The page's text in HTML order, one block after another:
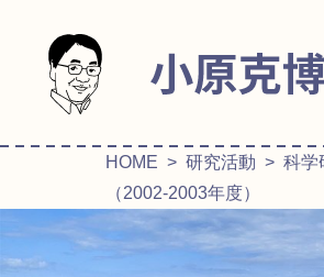
HOME > 研究活動 > 科学
（2002-2003年度）